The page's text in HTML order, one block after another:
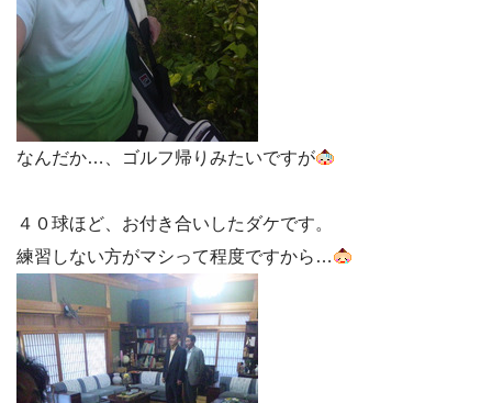
なんだか…、ゴルフ帰りみたいですが
４０球ほど、お付き合いしたダケです。
練習しない方がマシって程度ですから…